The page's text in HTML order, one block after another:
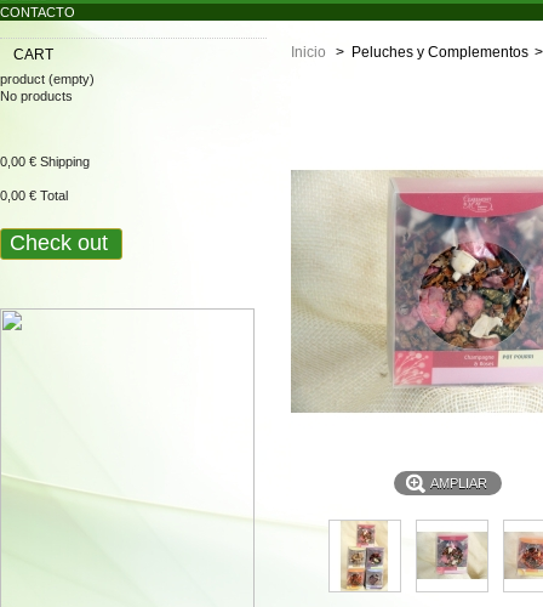
CONTACTO
CART
product (empty)
No products
0,00 € Shipping
0,00 € Total
Check out
Inicio > Peluches y Complementos >
AMPLIAR